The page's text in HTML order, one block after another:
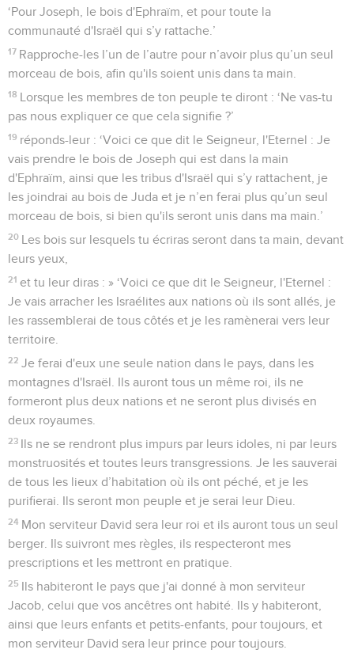
‘Pour Joseph, le bois d'Ephraïm, et pour toute la
communauté d'Israël qui s’y rattache.’
17 Rapproche-les l’un de l’autre pour n’avoir plus qu’un seul
morceau de bois, afin qu'ils soient unis dans ta main.
18 Lorsque les membres de ton peuple te diront : ‘Ne vas-tu
pas nous expliquer ce que cela signifie ?’
19 réponds-leur : ‘Voici ce que dit le Seigneur, l'Eternel : Je
vais prendre le bois de Joseph qui est dans la main
d'Ephraïm, ainsi que les tribus d'Israël qui s’y rattachent, je
les joindrai au bois de Juda et je n’en ferai plus qu’un seul
morceau de bois, si bien qu'ils seront unis dans ma main.’
20 Les bois sur lesquels tu écriras seront dans ta main, devant
leurs yeux,
21 et tu leur diras : » ‘Voici ce que dit le Seigneur, l'Eternel :
Je vais arracher les Israélites aux nations où ils sont allés, je
les rassemblerai de tous côtés et je les ramènerai vers leur
territoire.
22 Je ferai d'eux une seule nation dans le pays, dans les
montagnes d'Israël. Ils auront tous un même roi, ils ne
formeront plus deux nations et ne seront plus divisés en
deux royaumes.
23 Ils ne se rendront plus impurs par leurs idoles, ni par leurs
monstruosités et toutes leurs transgressions. Je les sauverai
de tous les lieux d’habitation où ils ont péché, et je les
purifierai. Ils seront mon peuple et je serai leur Dieu.
24 Mon serviteur David sera leur roi et ils auront tous un seul
berger. Ils suivront mes règles, ils respecteront mes
prescriptions et les mettront en pratique.
25 Ils habiteront le pays que j'ai donné à mon serviteur
Jacob, celui que vos ancêtres ont habité. Ils y habiteront,
ainsi que leurs enfants et petits-enfants, pour toujours, et
mon serviteur David sera leur prince pour toujours.